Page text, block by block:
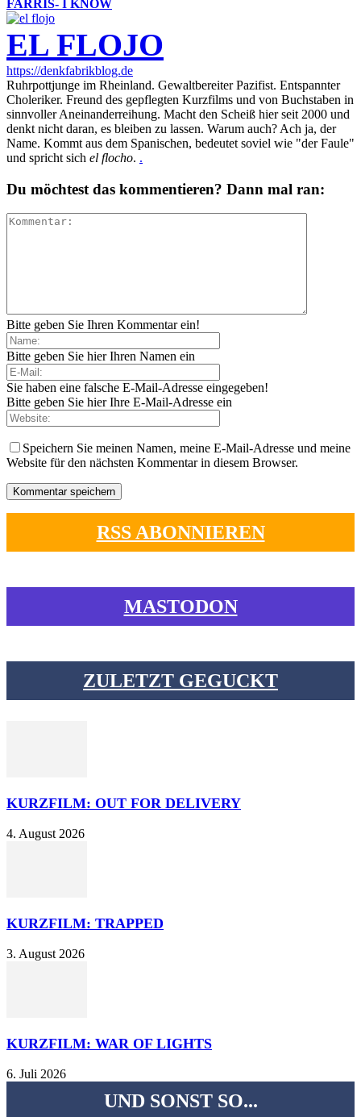
FARRIS- I KNOW
EL FLOJO
https://denkfabrikblog.de
Ruhrpottjunge im Rheinland. Gewaltbereiter Pazifist. Entspannter
Choleriker. Freund des gepflegten Kurzfilms und von Buchstaben in
sinnvoller Aneinanderreihung. Macht den Scheiß hier seit 2000 und
denkt nicht daran, es bleiben zu lassen. Warum auch? Ach ja, der
Name. Kommt aus dem Spanischen, bedeutet soviel wie "der Faule"
und spricht sich el flocho. .
Du möchtest das kommentieren? Dann mal ran:
Bitte geben Sie Ihren Kommentar ein!
Bitte geben Sie hier Ihren Namen ein
Sie haben eine falsche E-Mail-Adresse eingegeben!
Bitte geben Sie hier Ihre E-Mail-Adresse ein
Speichern Sie meinen Namen, meine E-Mail-Adresse und meine
Website für den nächsten Kommentar in diesem Browser.
RSS ABONNIEREN
MASTODON
ZULETZT GEGUCKT
KURZFILM: OUT FOR DELIVERY
4. August 2026
KURZFILM: TRAPPED
3. August 2026
KURZFILM: WAR OF LIGHTS
6. Juli 2026
UND SONST SO...